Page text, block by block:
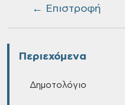
← Επιστροφή
Περιεχόμενα
Δημοτολόγιο